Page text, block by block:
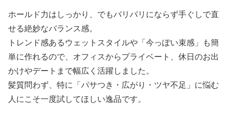
ホールド力はしっかり、でもバリバリにならず手ぐしで直
せる絶妙なバランス感。
トレンド感あるウェットスタイルや「今っぽい束感」も簡
単に作れるので、オフィスからプライベート、休日のお出
かけやデートまで幅広く活躍しました。
髪質問わず、特に「パサつき・広がり・ツヤ不足」に悩む
人にこそ一度試してほしい逸品です。